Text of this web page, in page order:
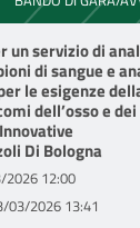
un servizio di
di sangue e
le esigenze
dell’osso e dei
Di Bologna
2026 12:00
03/2026 13:41